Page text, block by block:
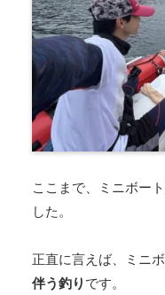
ここまで、ミニボー
した。
正直に言えば、ミニ
伴う釣り です。